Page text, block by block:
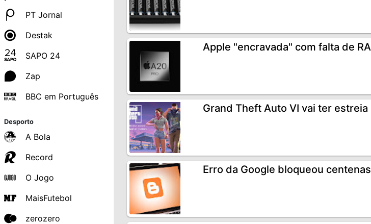
PT Jornal
Destak
SAPO 24
Zap
BBC em Português
Desporto
A Bola
Record
O Jogo
MaisFutebol
zerozero
Apple "encravada" com falta de
Grand Theft Auto VI vai ter
Erro da Google bloqueou